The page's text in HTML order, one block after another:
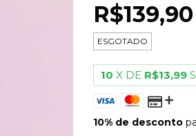
R$139,90
ESGOTADO
10 X DE R$13,99
10% de desconto